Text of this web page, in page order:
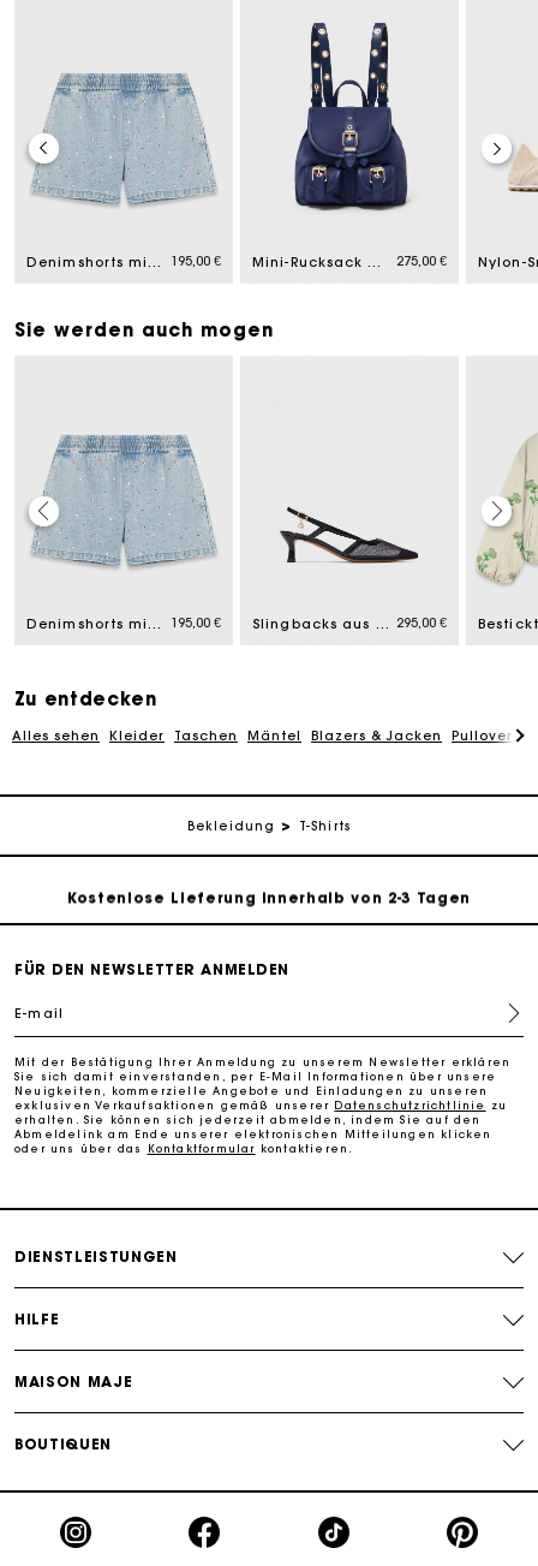
Denimshorts mit Blumen 195,00 € Mini-Rucksack aus Leder und Nylon 275,00 €
Sie werden auch mogen
Denimshorts mit Blumen 195,00 € Slingbacks aus Leder und Mesh 295,00 €
Zu entdecken
Alles sehen Kleider Taschen Mäntel Blazers & Jacken Pullover &
Bekleidung T-Shirts
Die Maje-Geschenkkarte: Die beste Möglichkeit, das
perfekte Geschenk zu machen
Kostenlose Lieferung innerhalb von 2-3 Tagen
PayPal - Bezahlung nach 30 Tagen
perfekte Geschenk zu machen
Kostenlose Lieferung innerhalb von 2-3 Tagen
PayPal - Bezahlung nach 30 Tagen
Die Maje-Geschenkkarte: Die beste Möglichkeit, das
perfekte Geschenk zu machen
FÜR DEN NEWSLETTER ANMELDEN
E-mail
Mit der Bestätigung Ihrer Anmeldung zu unserem Newsletter erklären
Sie sich damit einverstanden, per E-Mail Informationen über unsere
Neuigkeiten, kommerzielle Angebote und Einladungen zu unseren
exklusiven Verkaufsaktionen gemäß unserer Datenschutzrichtlinie
zu
erhalten. Sie können sich jederzeit abmelden, indem Sie auf den
Abmeldelink am Ende unserer elektronischen Mitteilungen klicken
oder uns über das
Kontaktformular kontaktieren.
DIENSTLEISTUNGEN
HILFE
MAISON MAJE
BOUTIQUEN